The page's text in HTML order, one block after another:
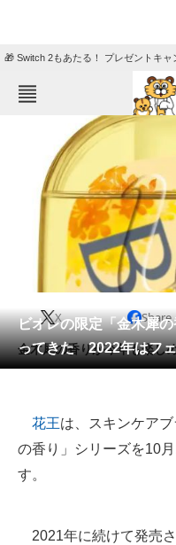
🎁 Switch 2もあたる！ プレゼントキャ
ねとらぼメニュー
エンタメ
グルメ
会員記事
メディア
ITの今と未来を見通す
ビオレの限定「金木犀
ってきた 2022年はフ
X Share
金木犀の香りが今年も楽し
花王は、スキンケアブ
の香り」シリーズを10
す。
2021年に続けて発売